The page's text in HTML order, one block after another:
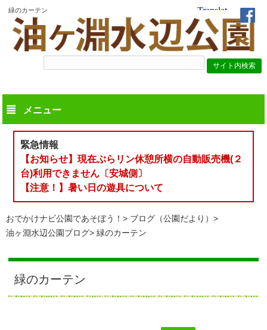
緑のカーテン
メニュー
緊急情報
【お知らせ】現在ぶらリン休憩所横の自動販売機(２
台)利用できません〔安城側〕
【注意！】暑い日の遊具について
おでかけナビ公園であそぼう！
ブログ（公園だより）
油ヶ淵水辺公園ブログ
緑のカーテン
緑のカーテン